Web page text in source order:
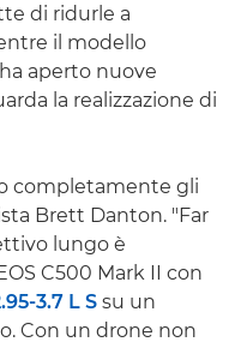
di ridurle a
il modello
ha aperto nuove
la realizzazione di
completamente gli
Brett Danton. "Far
lungo è
C500 Mark II con
3.7 L S su un
Con un drone non